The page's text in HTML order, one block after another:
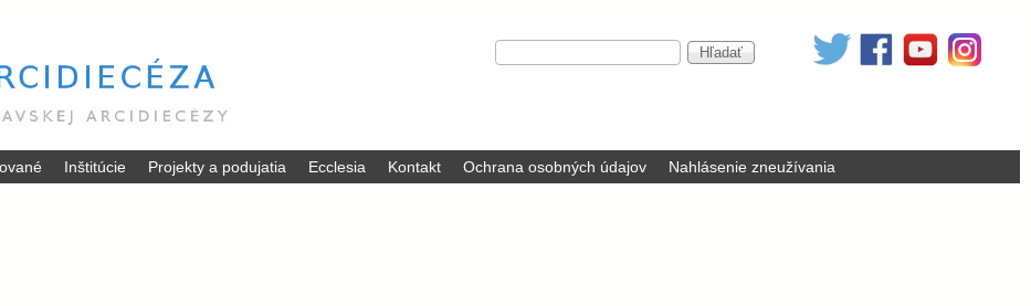
hlavný
obsah
V
y
d
á
v
H
ľ
ť
Inštitúcie Projekty a podujatia Ecclesia Kontakt Ochrana osobných údajov Nahlásenie zneužívania